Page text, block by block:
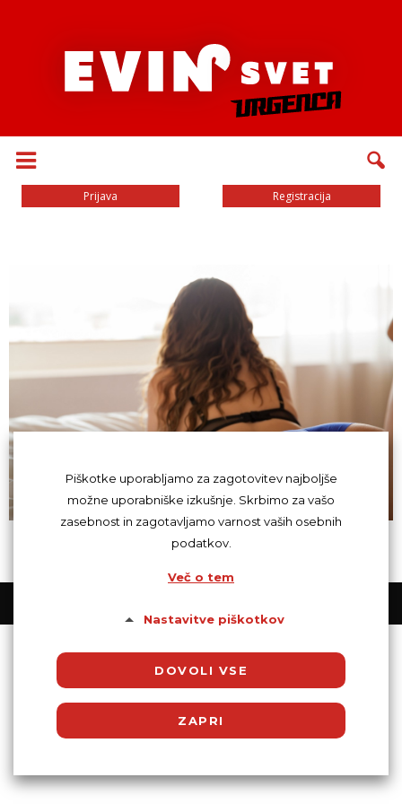
Prijava Registracija
Piškotke uporabljamo za zagotovitev najboljše
možne uporabniške izkušnje. Skrbimo za vašo
zasebnost in zagotavljamo varnost vaših osebnih
podatkov.
Več o tem
Nastavitve piškotkov
DOVOLI VSE
ZAPRI
Potrebni